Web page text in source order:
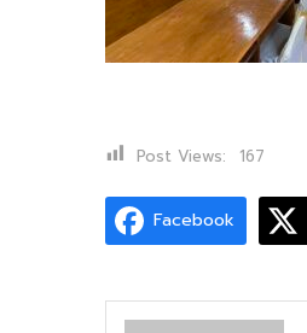
Post Views: 167
Facebook